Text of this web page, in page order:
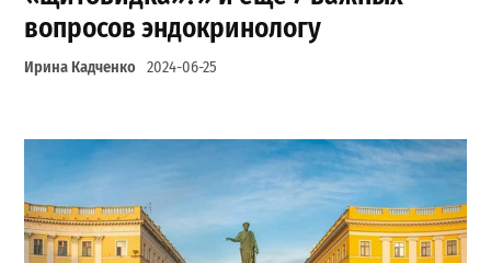
вопросов эндокринологу
Ирина Кадченко 2024-06-25